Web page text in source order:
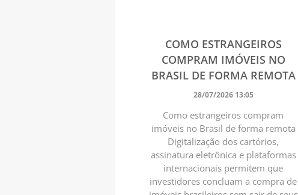
COMO ESTRANGEIROS
COMPRAM IMÓVEIS NO
BRASIL DE FORMA REMOTA
28/07/2026 13:05
Como estrangeiros compram
imóveis no Brasil de forma remota
Digitalização dos cartórios,
assinatura eletrônica e plataformas
internacionais permitem que
investidores concluam a compra de